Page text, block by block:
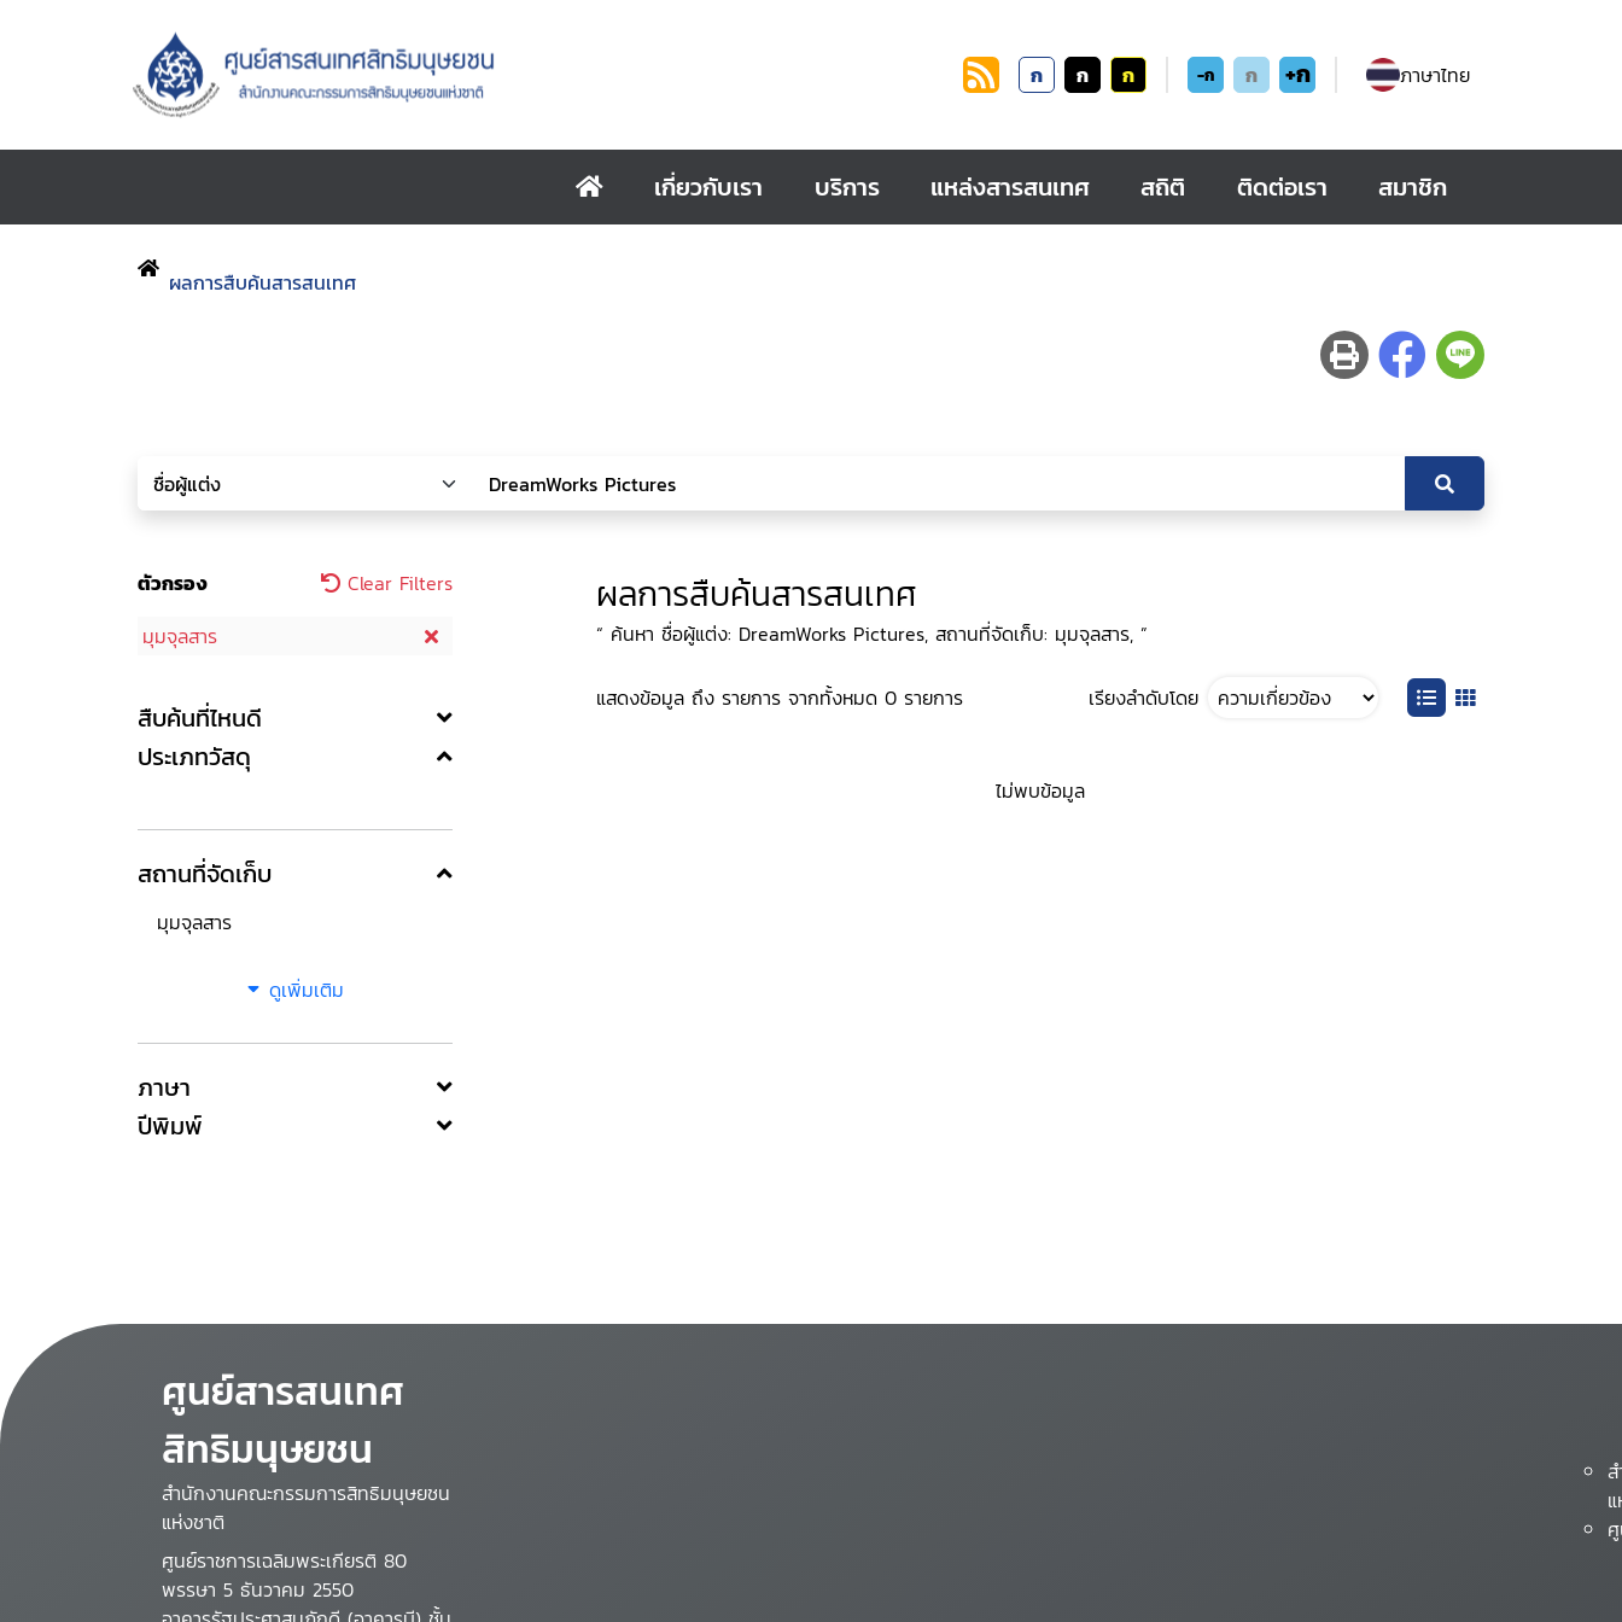
ก ก ก -ก ก +ก ภาษาไทย
เกี่ยวกับเรา บริการ แหล่งสารสนเทศ สถิติ ติดต่อเรา สมาชิก
ผลการสืบค้นสารสนเทศ
ตัวกรอง
Clear Filters
มุมจุลสาร
สืบค้นที่ไหนดี
ประเภทวัสดุ
สถานที่จัดเก็บ
มุมจุลสาร
ดูเพิ่มเติม
ภาษา
ปีพิมพ์
ผลการสืบค้นสารสนเทศ
“ ค้นหา ชื่อผู้แต่ง: DreamWorks Pictures, สถานที่จัดเก็บ: มุมจุลสาร, ”
แสดงข้อมูล ถึง รายการ จากทั้งหมด 0 รายการ เรียงลำดับโดย
ไม่พบข้อมูล
ศูนย์สารสนเทศ
สิทธิมนุษยชน
สำนักงานคณะกรรมการสิทธิมนุษยชน
แห่งชาติ
ศูนย์ราชการเฉลิมพระเกียรติ 80
พรรษา 5 ธันวาคม 2550